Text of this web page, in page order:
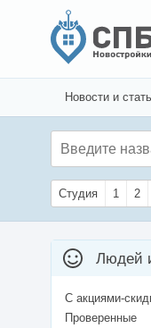
Новости и
Студия 1 2
Людей
С акциями-
Проверенные